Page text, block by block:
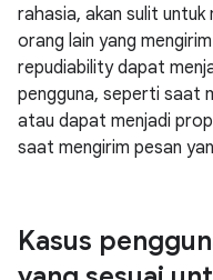
rahasia, akan sulit
orang lain yang
repudiability dapat
pengguna, seperti saat
atau dapat menjadi
saat mengirim pesan
Kasus